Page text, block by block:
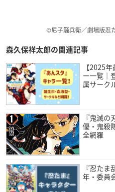
©尼子騒兵衛／劇場版忍
森久保祥太郎の関連記事
【2025
ー一覧｜
属サーク
『鬼滅
優・鬼殺
全網羅
『忍た
年・委員